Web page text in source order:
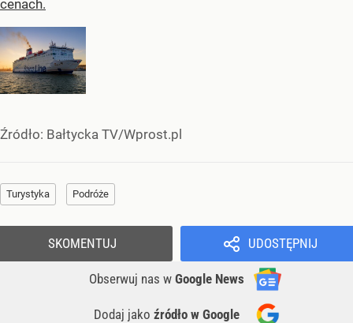
cenach.
Źródło: Bałtycka TV/Wprost.pl
Turystyka Podróże
UDOSTĘPNIJ
Obserwuj nas w Google News
Dodaj jako źródło w Google
SKOMENTUJ